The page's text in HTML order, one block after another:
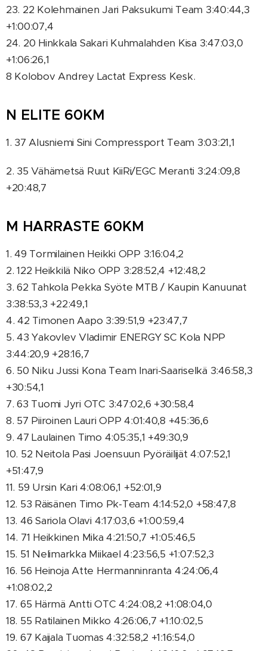
23. 22 Kolehmainen Jari Paksukumi Team 3:40:44,3
+1:00:07,4
24. 20 Hinkkala Sakari Kuhmalahden Kisa 3:47:03,0
+1:06:26,1
8 Kolobov Andrey Lactat Express Kesk.
N ELITE 60KM
1. 37 Alusniemi Sini Compressport Team 3:03:21,1
2. 35 Vähämetsä Ruut KiiRi/EGC Meranti 3:24:09,8
+20:48,7
M HARRASTE 60KM
1. 49 Tormilainen Heikki OPP 3:16:04,2
2. 122 Heikkilä Niko OPP 3:28:52,4 +12:48,2
3. 62 Tahkola Pekka Syöte MTB / Kaupin Kanuunat
3:38:53,3 +22:49,1
4. 42 Timonen Aapo 3:39:51,9 +23:47,7
5. 43 Yakovlev Vladimir ENERGY SC Kola NPP
3:44:20,9 +28:16,7
6. 50 Niku Jussi Kona Team Inari-Saariselkä 3:46:58,3
+30:54,1
7. 63 Tuomi Jyri OTC 3:47:02,6 +30:58,4
8. 57 Piiroinen Lauri OPP 4:01:40,8 +45:36,6
9. 47 Laulainen Timo 4:05:35,1 +49:30,9
10. 52 Neitola Pasi Joensuun Pyöräilijät 4:07:52,1
+51:47,9
11. 59 Ursin Kari 4:08:06,1 +52:01,9
12. 53 Räisänen Timo Pk-Team 4:14:52,0 +58:47,8
13. 46 Sariola Olavi 4:17:03,6 +1:00:59,4
14. 71 Heikkinen Mika 4:21:50,7 +1:05:46,5
15. 51 Nelimarkka Miikael 4:23:56,5 +1:07:52,3
16. 56 Heinoja Atte Hermanninranta 4:24:06,4
+1:08:02,2
17. 65 Härmä Antti OTC 4:24:08,2 +1:08:04,0
18. 55 Ratilainen Mikko 4:26:06,7 +1:10:02,5
19. 67 Kaijala Tuomas 4:32:58,2 +1:16:54,0